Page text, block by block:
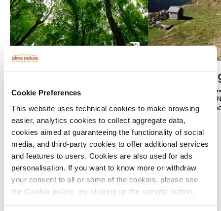
Cookie Preferences
This website uses technical cookies to make browsing
easier, analytics cookies to collect aggregate data,
cookies aimed at guaranteeing the functionality of social
media, and third-party cookies to offer additional services
and features to users. Cookies are also used for ads
personalisation. If you want to know more or withdraw
your consent to all or some of the cookies, please see
the Cookie policy . By clicking on the specific button,
Was wäre, wenn
Unternehmen ihre
Gewinne für das
Gemeinwohl einsetzen
würden?
Unternehmen an den gleichen
Kennzahlen: Umsatz, Wachstum und
Rendite. Doch was, wenn diese Kriterien
von Anfang an nur die halbe Wahrheit
erzählt haben?
21 JULI 2026
Wenn wir das Wort
hören, denken wir
aus denen sich der
zurückzieht, um der
ihren Platz zu
internationale
Wissenschaft
streng. Nur die
gehören zur
sogenannten
jener Zonen, die den
Tier- und
bedingungslos
13 JULI 2026